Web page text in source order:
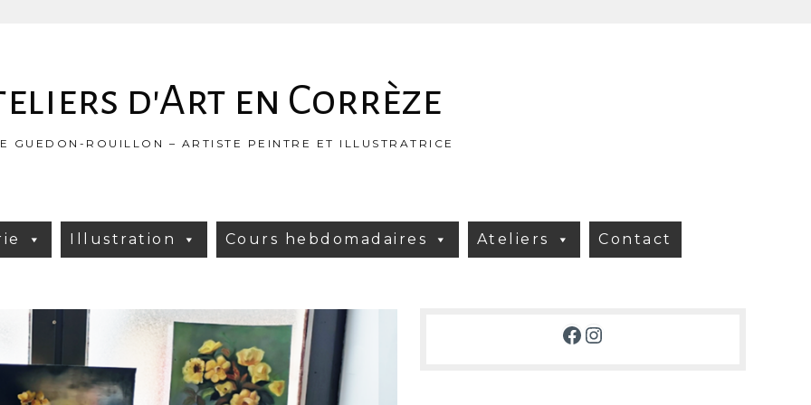
d'Art en Corrèze
GUEDON-ROUILLON – ARTISTE PEINTRE ET ILLUSTRATRICE
Illustration Cours hebdomadaires Ateliers Contact
Facebook
Instagram